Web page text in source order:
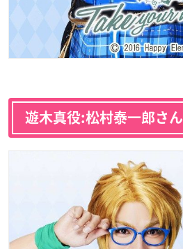
遊木真役:松村泰一郎さん